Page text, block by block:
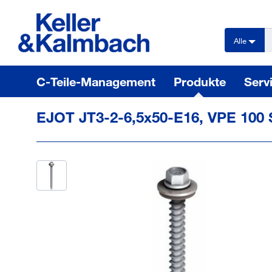
Alle
C-Teile-Management Produkte
EJOT JT3-2-6,5x50-E16, VPE 100